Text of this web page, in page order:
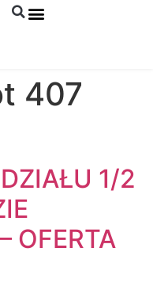
407
1/2
OFERTA